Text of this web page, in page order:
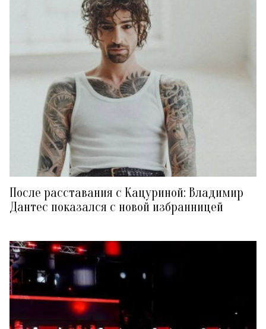
После расставания с Кацуриной: Владимир
Дантес показался с новой избранницей